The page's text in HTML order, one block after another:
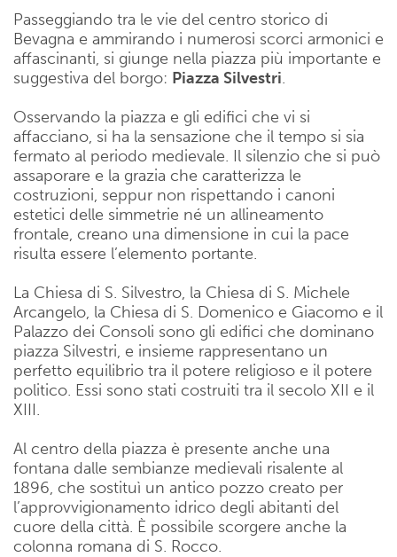
Passeggiando tra le vie del centro storico di
Bevagna e ammirando i numerosi scorci armonici e
affascinanti, si giunge nella piazza più importante e
suggestiva del borgo: Piazza Silvestri.
Osservando la piazza e gli edifici che vi si
affacciano, si ha la sensazione che il tempo si sia
fermato al periodo medievale. Il silenzio che si può
assaporare e la grazia che caratterizza le
costruzioni, seppur non rispettando i canoni
estetici delle simmetrie né un allineamento
frontale, creano una dimensione in cui la pace
risulta essere l’elemento portante.
La Chiesa di S. Silvestro, la Chiesa di S. Michele
Arcangelo, la Chiesa di S. Domenico e Giacomo e il
Palazzo dei Consoli sono gli edifici che dominano
piazza Silvestri, e insieme rappresentano un
perfetto equilibrio tra il potere religioso e il potere
politico. Essi sono stati costruiti tra il secolo XII e il
XIII.
Al centro della piazza è presente anche una
fontana dalle sembianze medievali risalente al
1896, che sostituì un antico pozzo creato per
l’approvvigionamento idrico degli abitanti del
cuore della città. È possibile scorgere anche la
colonna romana di S. Rocco.